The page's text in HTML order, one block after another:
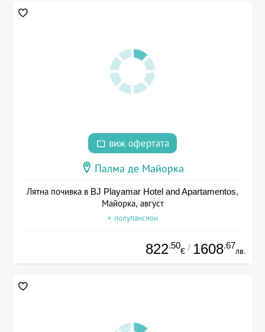
виж офертата
Палма де Майорка
Лятна почивка в BJ Playamar Hotel and Apartamentos,
Майорка, август
+ полупансион
822.50
€ / 1608.67
лв.